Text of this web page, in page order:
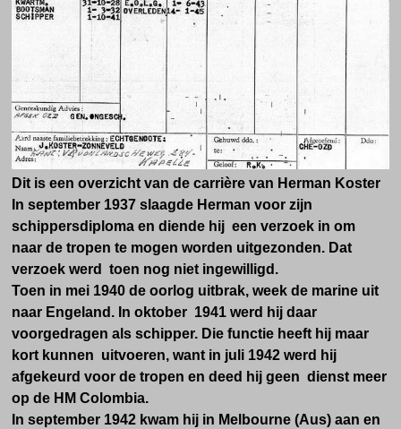
Dit is een overzicht van de carrière van Herman Koster
In september 1937 slaagde Herman voor zijn
schippersdiploma en diende hij een verzoek in om
naar de tropen te mogen worden uitgezonden. Dat
verzoek werd toen nog niet ingewilligd.
Toen in mei 1940 de oorlog uitbrak, week de marine uit
naar Engeland. In oktober 1941 werd hij daar
voorgedragen als schipper. Die functie heeft hij maar
kort kunnen uitvoeren, want in juli 1942 werd hij
afgekeurd voor de tropen en deed hij geen dienst meer
op de HM Colombia.
In september 1942 kwam hij in Melbourne (Aus) aan en